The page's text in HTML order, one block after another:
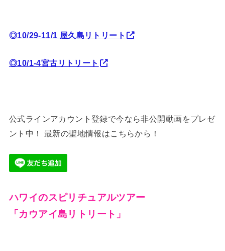
◎10/29-11/1 屋久島リトリート
◎10/1-4宮古リトリート
公式ラインアカウント登録で今なら非公開動画をプレゼ
ント中！ 最新の聖地情報はこちらから！
ハワイのスピリチュアルツアー
「カウアイ島リトリート」